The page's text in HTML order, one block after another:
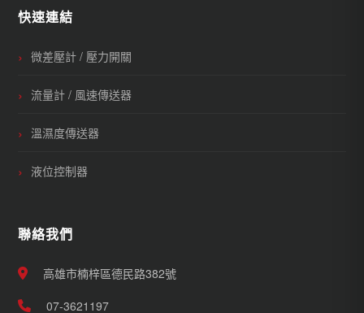
快速連結
微差壓計 / 壓力開關
流量計 / 風速傳送器
溫濕度傳送器
液位控制器
聯絡我們
高雄市楠梓區德民路382號
07-3621197